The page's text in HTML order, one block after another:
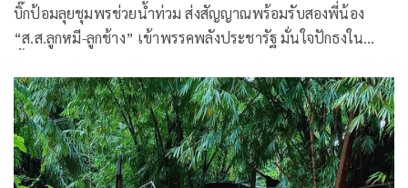
บิ๊กป้อมลุยชุมพรช่วยน้ำท่วม ส่งสัญญาณพร้อมรับสองพี่น้อง
“ส.ส.ลูกหมี-ลูกช้าง” เข้าพรรคพลังประชารัฐ มั่นใจปักธงใน